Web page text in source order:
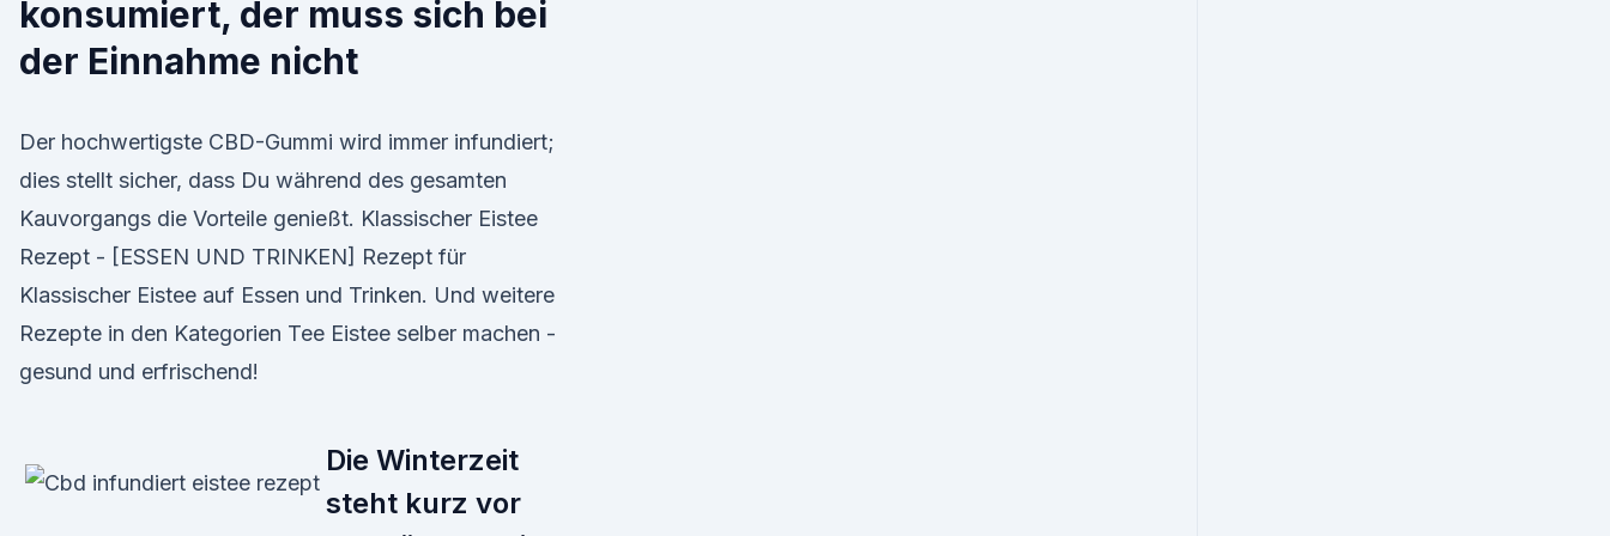
konsumiert, der muss sich bei
der Einnahme nicht
Der hochwertigste CBD-Gummi wird immer infundiert;
dies stellt sicher, dass Du während des gesamten
Kauvorgangs die Vorteile genießt. Klassischer Eistee
Rezept - [ESSEN UND TRINKEN] Rezept für
Klassischer Eistee auf Essen und Trinken. Und weitere
Rezepte in den Kategorien Tee Eistee selber machen -
gesund und erfrischend!
Die Winterzeit
steht kurz vor